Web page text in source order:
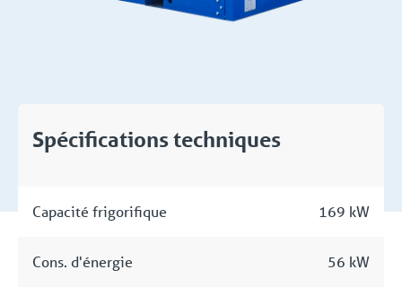
Spécifications techniques
Capacité frigorifique 169 kW
Cons. d'énergie 56 kW